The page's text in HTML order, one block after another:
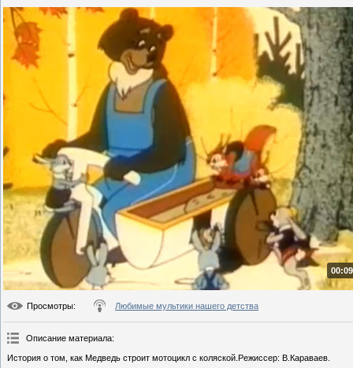
Просмотры: Любимые мультики нашего детства
Описание материала:
История о том, как Медведь строит мотоцикл с коляской.Режиссер: В.Караваев.